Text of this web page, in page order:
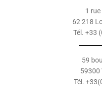
1
62 218
Tél. +33
59
59300
Tél.